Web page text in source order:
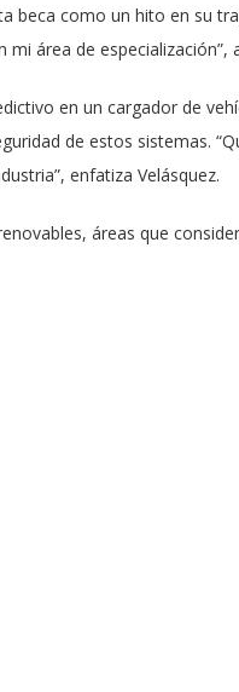
beca como un hito en su
área de especialización”,
en un cargador de
de estos sistemas.
enfatiza Velásquez.
áreas que